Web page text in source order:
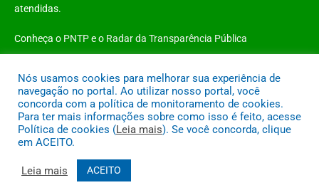
atendidas.
Conheça o PNTPe o Radar da Transparência Pública
Todos os direitos reservados a Prefeitura Municipal de Santo Antônio do
Tauá
Acessar Área Administrativa
Nós usamos cookies para melhorar sua experiência de
navegação no portal. Ao utilizar nosso portal, você
concorda com a política de monitoramento de cookies.
Para ter mais informações sobre como isso é feito, acesse
Política de cookies (Leia mais). Se você concorda, clique
em ACEITO.
Leia mais ACEITO